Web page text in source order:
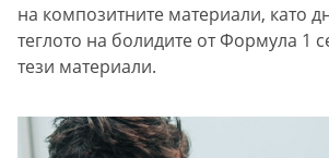
на композитните материали, като
теглото на болидите от Формула 1
тези материали.